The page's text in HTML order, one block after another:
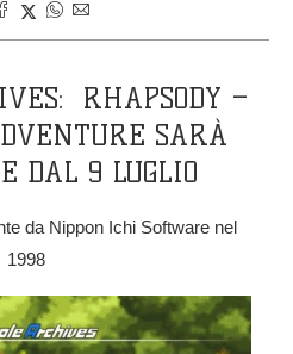
RHAPSODY –
SARÀ
DAL 9 LUGLIO
da Nippon Ichi Software nel
1998